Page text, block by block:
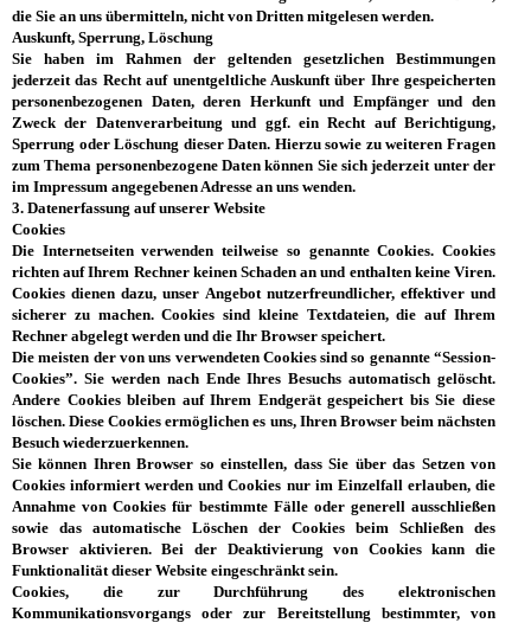
die Sie an uns übermitteln, nicht von Dritten mitgelesen werden.
Auskunft, Sperrung, Löschung
Sie haben im Rahmen der geltenden gesetzlichen Bestimmungen
jederzeit das Recht auf unentgeltliche Auskunft über Ihre gespeicherten
personenbezogenen Daten, deren Herkunft und Empfänger und den
Zweck der Datenverarbeitung und ggf. ein Recht auf Berichtigung,
Sperrung oder Löschung dieser Daten. Hierzu sowie zu weiteren Fragen
zum Thema personenbezogene Daten können Sie sich jederzeit unter der
im Impressum angegebenen Adresse an uns wenden.
3. Datenerfassung auf unserer Website
Cookies
Die Internetseiten verwenden teilweise so genannte Cookies. Cookies
richten auf Ihrem Rechner keinen Schaden an und enthalten keine Viren.
Cookies dienen dazu, unser Angebot nutzerfreundlicher, effektiver und
sicherer zu machen. Cookies sind kleine Textdateien, die auf Ihrem
Rechner abgelegt werden und die Ihr Browser speichert.
Die meisten der von uns verwendeten Cookies sind so genannte “Session-
Cookies”. Sie werden nach Ende Ihres Besuchs automatisch gelöscht.
Andere Cookies bleiben auf Ihrem Endgerät gespeichert bis Sie diese
löschen. Diese Cookies ermöglichen es uns, Ihren Browser beim nächsten
Besuch wiederzuerkennen.
Sie können Ihren Browser so einstellen, dass Sie über das Setzen von
Cookies informiert werden und Cookies nur im Einzelfall erlauben, die
Annahme von Cookies für bestimmte Fälle oder generell ausschließen
sowie das automatische Löschen der Cookies beim Schließen des
Browser aktivieren. Bei der Deaktivierung von Cookies kann die
Funktionalität dieser Website eingeschränkt sein.
Cookies, die zur Durchführung des elektronischen
Kommunikationsvorgangs oder zur Bereitstellung bestimmter, von